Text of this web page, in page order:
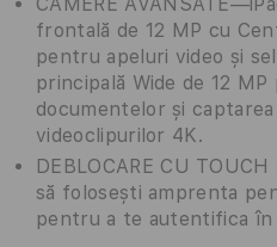
frontală de 12 MP cu
pentru apeluri video și
principală Wide de 12
documentelor și
videoclipurilor 4K.
DEBLOCARE CU
să folosești amprenta
pentru a te autentifica în